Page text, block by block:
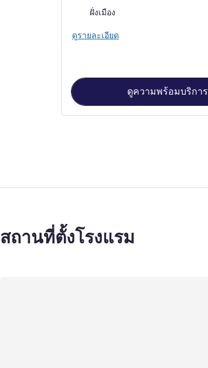
ฝั่งเมือง
ดูรายละเอียด
ดูความพร้อมบริการ
สถานที่ตั้งโรงแรม